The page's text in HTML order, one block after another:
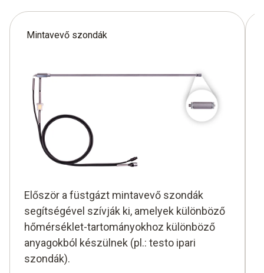
Mintavevő szondák
Először a füstgázt mintavevő szondák
segítségével szívják ki, amelyek különböző
hőmérséklet-tartományokhoz különböző
anyagokból készülnek (pl.: testo ipari
szondák).